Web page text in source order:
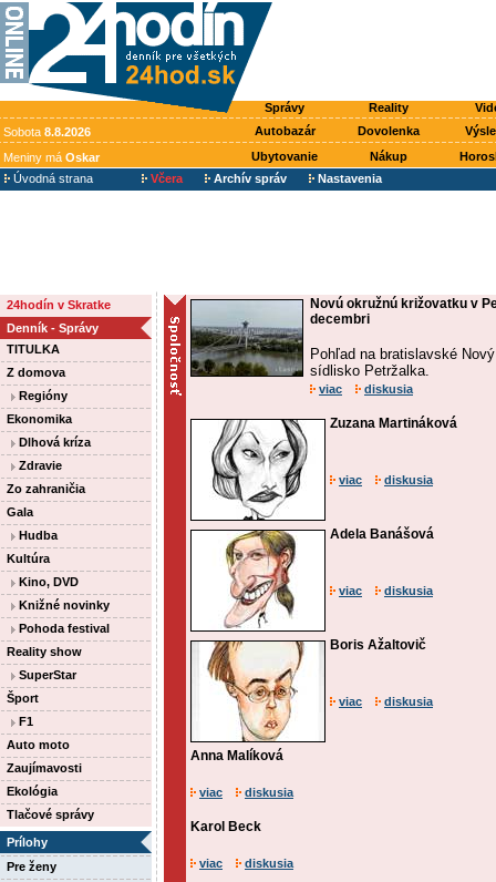
Správy Reality
Sobota 8.8.2026 Autobazár Dovolenka
Meniny má Oskar Ubytovanie Nákup
Úvodná strana
Včera Archív správ Nastavenia
24hodín v Skratke
Denník - Správy
TITULKA
Z domova
Regióny
Ekonomika
Dlhová kríza
Zdravie
Zo zahraničia
Gala
Hudba
Kultúra
Kino, DVD
Knižné novinky
Pohoda festival
Reality show
SuperStar
Šport
F1
Auto moto
Zaujímavosti
Ekológia
Tlačové správy
Prílohy
Pre ženy
Novú okružnú križovatku v
decembri
Pohľad na bratislavské
sídlisko Petržalka.
viac diskusia
Zuzana Martináková
viac diskusia
Adela Banášová
viac diskusia
Boris Ažaltovič
viac diskusia
Anna Malíková
viac diskusia
Karol Beck
viac diskusia